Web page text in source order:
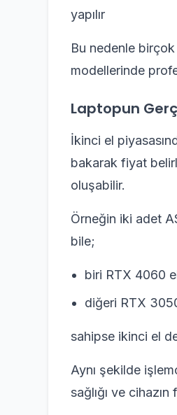
yapılır
Bu nedenle
modellerinde
Laptopun
İkinci el
bakarak fiyat
oluşabilir.
Örneğin iki adet
bile;
biri RTX 4060
diğeri RTX
sahipse ikinci el
Aynı şekilde
sağlığı ve